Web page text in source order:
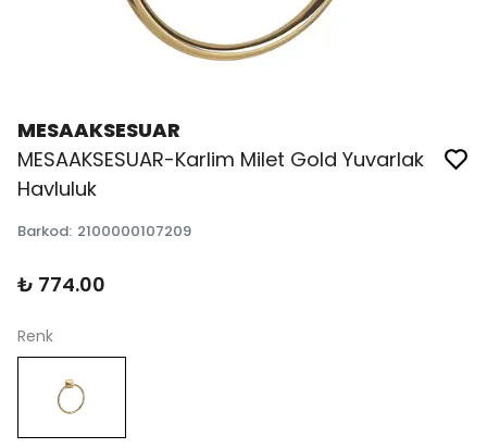
MESAAKSESUAR
MESAAKSESUAR-Karlim Milet Gold Yuvarlak
Havluluk
Barkod: 2100000107209
₺ 774.00
Renk